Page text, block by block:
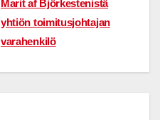
Marit af Björkestenistä
yhtiön toimitusjohtajan
varahenkilö